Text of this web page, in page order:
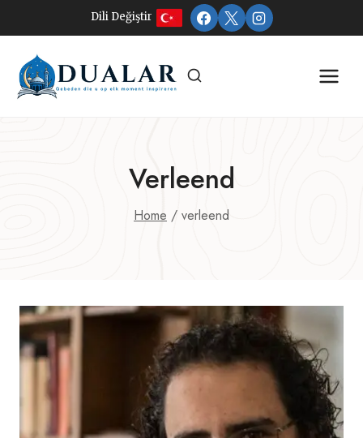
naar
inhoud
Dili Değiştir
Verleend
Home / verleend